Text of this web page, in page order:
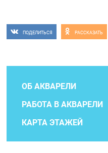
ПОДЕЛИТЬСЯ РАССКАЗАТЬ
ОБ АКВАРЕЛИ
РАБОТА В АКВАРЕЛИ
КАРТА ЭТАЖЕЙ